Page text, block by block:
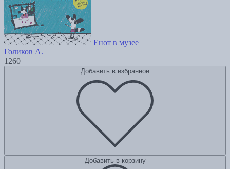
Енот в музее
Голиков А.
1260
Добавить в избранное
Добавить в корзину